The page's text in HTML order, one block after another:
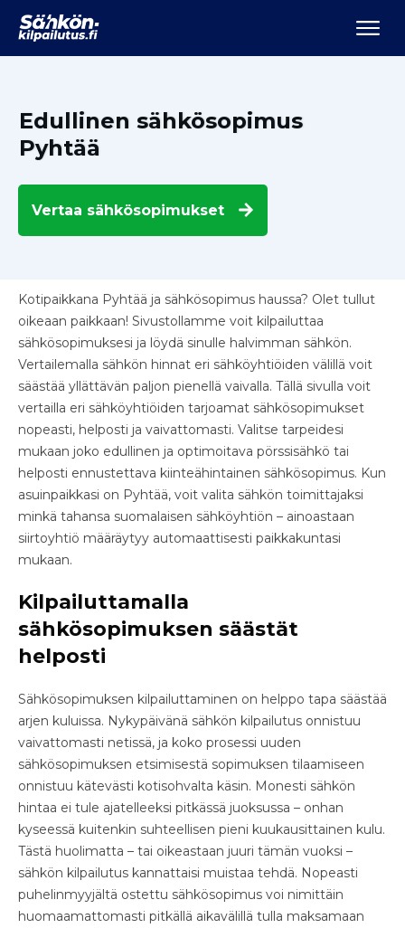
Edullinen sähkösopimus
Pyhtää
Vertaa sähkösopimukset
Kotipaikkana Pyhtää ja sähkösopimus haussa? Olet tullut
oikeaan paikkaan! Sivustollamme voit kilpailuttaa
sähkösopimuksesi ja löydä sinulle halvimman sähkön.
Vertailemalla sähkön hinnat eri sähköyhtiöiden välillä voit
säästää yllättävän paljon pienellä vaivalla. Tällä sivulla voit
vertailla eri sähköyhtiöiden tarjoamat sähkösopimukset
nopeasti, helposti ja vaivattomasti. Valitse tarpeidesi
mukaan joko edullinen ja optimoitava pörssisähkö tai
helposti ennustettava kiinteähintainen sähkösopimus. Kun
asuinpaikkasi on Pyhtää, voit valita sähkön toimittajaksi
minkä tahansa suomalaisen sähköyhtiön – ainoastaan
siirtoyhtiö määräytyy automaattisesti paikkakuntasi
mukaan.
Kilpailuttamalla
sähkösopimuksen säästät
helposti
Sähkösopimuksen kilpailuttaminen on helppo tapa säästää
arjen kuluissa. Nykypäivänä sähkön kilpailutus onnistuu
vaivattomasti netissä, ja koko prosessi uuden
sähkösopimuksen etsimisestä sopimuksen tilaamiseen
onnistuu kätevästi kotisohvalta käsin. Monesti sähkön
hintaa ei tule ajatelleeksi pitkässä juoksussa – onhan
kyseessä kuitenkin suhteellisen pieni kuukausittainen kulu.
Tästä huolimatta – tai oikeastaan juuri tämän vuoksi –
sähkön kilpailutus kannattaisi muistaa tehdä. Nopeasti
puhelinmyyjältä ostettu sähkösopimus voi nimittäin
huomaamattomasti pitkällä aikavälillä tulla maksamaan